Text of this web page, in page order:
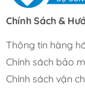
Chính Sách &
Thông tin hàng
Chính sách bảo
Chính sách vận